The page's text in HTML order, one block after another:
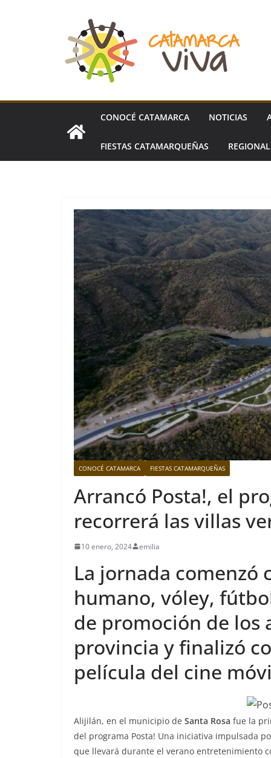
CONOCÉ CATAMARCA NOTICIAS
FIESTAS CATAMARQUEÑAS
CONOCÉ CATAMARCA FIESTAS CATAMARQUEÑAS
Arrancó Posta!, el
recorrerá las villas
10 enero, 2024 emilia
La jornada comenzó
humano, vóley,
de promoción de los
provincia y finalizó
película del cine
Alijilán, en el municipio de Santa Rosa fue la
del programa Posta! Una iniciativa impulsada
que llevará durante el verano entretenimiento